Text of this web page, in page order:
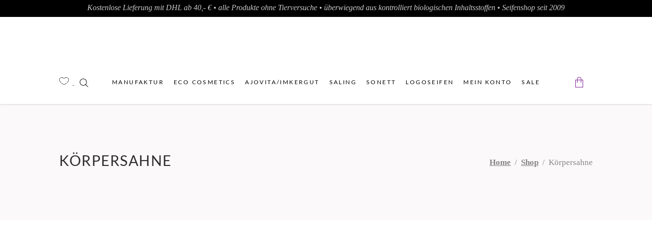
Kostenlose Lieferung mit DHL ab 40,- € • alle Produkte ohne Tierversuche • überwiegend aus kontrolliert biologischen Inhaltsstoffen • Seifenshop seit 2009
MANUFAKTUR ECO COSMETICS AJOVITA/IMKERGUT SALING SONETT LOGOSEIFEN MEIN KONTO SALE
KÖRPERSAHNE Home / Shop / Körpersahne